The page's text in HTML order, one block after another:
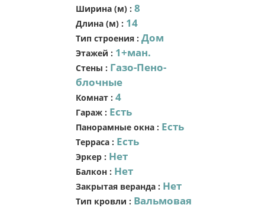
Ширина (м) : 8
Длина (м) : 14
Тип строения : Дом
Этажей : 1+ман.
Стены : Газо-Пено-
блочные
Комнат : 4
Гараж : Есть
Панорамные окна : Есть
Терраса : Есть
Эркер : Нет
Балкон : Нет
Закрытая веранда : Нет
Тип кровли : Вальмовая